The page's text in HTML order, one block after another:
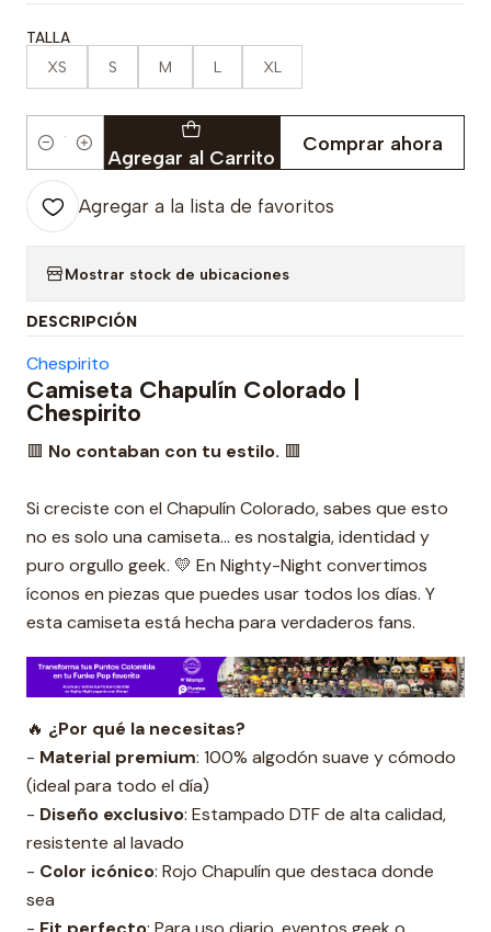
TALLA
XS S M L XL
Cantidad Agregar al Carrito
Comprar ahora
Agregar a la lista de favoritos
Mostrar stock de ubicaciones
DESCRIPCIÓN
Chespirito
Camiseta Chapulín Colorado |
Chespirito
🟥 No contaban con tu estilo. 🟥
Si creciste con el Chapulín Colorado, sabes que esto
no es solo una camiseta… es nostalgia, identidad y
puro orgullo geek. 💛 En Nighty-Night convertimos
íconos en piezas que puedes usar todos los días. Y
esta camiseta está hecha para verdaderos fans.
🔥 ¿Por qué la necesitas?
- Material premium: 100% algodón suave y cómodo
(ideal para todo el día)
- Diseño exclusivo: Estampado DTF de alta calidad,
resistente al lavado
- Color icónico: Rojo Chapulín que destaca donde
sea